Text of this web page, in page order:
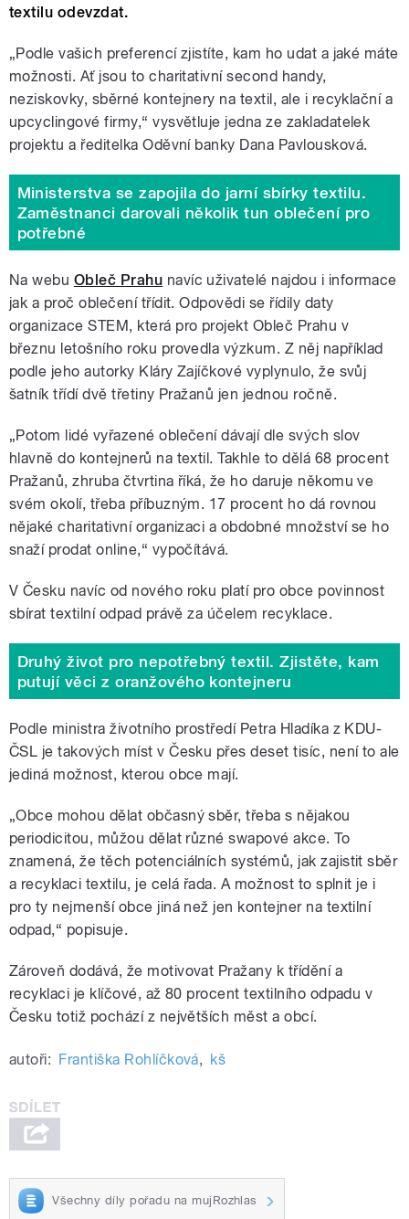
textilu odevzdat.
„Podle vašich preferencí zjistíte, kam ho udat a jaké máte
možnosti. Ať jsou to charitativní second handy,
neziskovky, sběrné kontejnery na textil, ale i recyklační a
upcyclingové firmy,“ vysvětluje jedna ze zakladatelek
projektu a ředitelka Oděvní banky Dana Pavlousková.
Ministerstva se zapojila do jarní sbírky textilu.
Zaměstnanci darovali několik tun oblečení pro
potřebné
Na webu Obleč Prahu navíc uživatelé najdou i informace
jak a proč oblečení třídit. Odpovědi se řídily daty
organizace STEM, která pro projekt Obleč Prahu v
březnu letošního roku provedla výzkum. Z něj například
podle jeho autorky Kláry Zajíčkové vyplynulo, že svůj
šatník třídí dvě třetiny Pražanů jen jednou ročně.
„Potom lidé vyřazené oblečení dávají dle svých slov
hlavně do kontejnerů na textil. Takhle to dělá 68 procent
Pražanů, zhruba čtvrtina říká, že ho daruje někomu ve
svém okolí, třeba příbuzným. 17 procent ho dá rovnou
nějaké charitativní organizaci a obdobné množství se ho
snaží prodat online,“ vypočítává.
V Česku navíc od nového roku platí pro obce povinnost
sbírat textilní odpad právě za účelem recyklace.
Druhý život pro nepotřebný textil. Zjistěte, kam
putují věci z oranžového kontejneru
Podle ministra životního prostředí Petra Hladíka z KDU-
ČSL je takových míst v Česku přes deset tisíc, není to ale
jediná možnost, kterou obce mají.
„Obce mohou dělat občasný sběr, třeba s nějakou
periodicitou, můžou dělat různé swapové akce. To
znamená, že těch potenciálních systémů, jak zajistit sběr
a recyklaci textilu, je celá řada. A možnost to splnit je i
pro ty nejmenší obce jiná než jen kontejner na textilní
odpad,“ popisuje.
Zároveň dodává, že motivovat Pražany k třídění a
recyklaci je klíčové, až 80 procent textilního odpadu v
Česku totiž pochází z největších měst a obcí.
autoři: Františka Rohlíčková, kš
Všechny díly pořadu na mujRozhlas